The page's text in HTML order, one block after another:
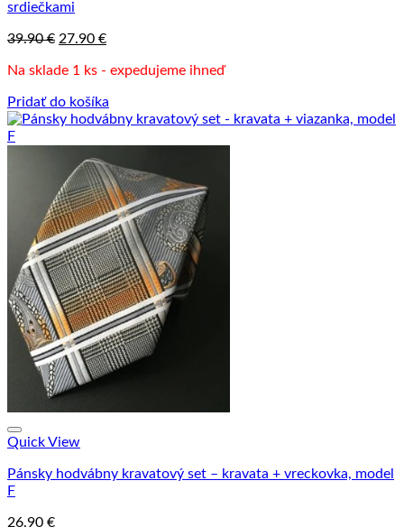
srdiečkami
39.90€ Pôvodná
bola:
27.90 €Aktuálna
je:
Na sklade 1 ks - expedujeme ihneď
Pridať do košíka
Quick View
Pánsky hodvábny kravatový set – kravata + vreckovka, model
F
26.90 €